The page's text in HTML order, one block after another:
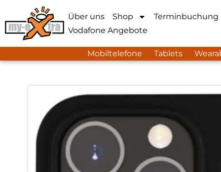
Über uns Shop
Terminbuchung
Vodafone Angebote
Mobiltelefone Tablets